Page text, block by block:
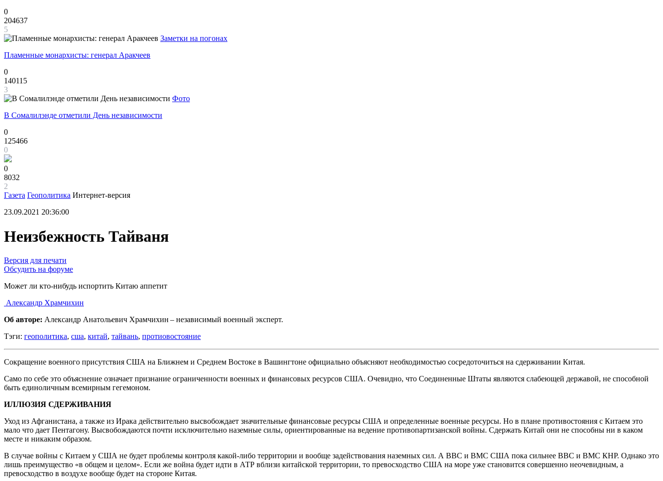
0
204637
5
Заметки на погонах
Пламенные монархисты: генерал Аракчеев
0
140115
3
Фото
В Сомалилэнде отметили День независимости
0
125466
0
0
8032
2
Газета Геополитика Интернет-версия
23.09.2021 20:36:00
Неизбежность Тайваня
Версия для печати
Обсудить на форуме
Может ли кто-нибудь испортить Китаю аппетит
Александр Храмчихин
Об авторе: Александр Анатольевич Храмчихин – независимый военный эксперт.
Тэги: геополитика, сша, китай, тайвань, протиовостояние
Сокращение военного присутствия США на Ближнем и Среднем Востоке в Вашингтоне официально объясняют необходимостью сосредоточиться на сдерживании Китая.
Само по себе это объяснение означает признание ограниченности военных и финансовых ресурсов США. Очевидно, что Соединенные Штаты являются слабеющей державой, не способной
быть единоличным всемирным гегемоном.
ИЛЛЮЗИЯ СДЕРЖИВАНИЯ
Уход из Афганистана, а также из Ирака действительно высвобождает значительные финансовые ресурсы США и определенные военные ресурсы. Но в плане противостояния с Китаем это
мало что дает Пентагону. Высвобождаются почти исключительно наземные силы, ориентированные на ведение противопартизанской войны. Сдержать Китай они не способны ни в каком
месте и никаким образом.
В случае войны с Китаем у США не будет проблемы контроля какой-либо территории и вообще задействования наземных сил. А ВВС и ВМС США пока сильнее ВВС и ВМС КНР. Однако это
лишь преимущество «в общем и целом». Если же война будет идти в АТР вблизи китайской территории, то превосходство США на море уже становится совершенно неочевидным, а
превосходство в воздухе вообще будет на стороне Китая.